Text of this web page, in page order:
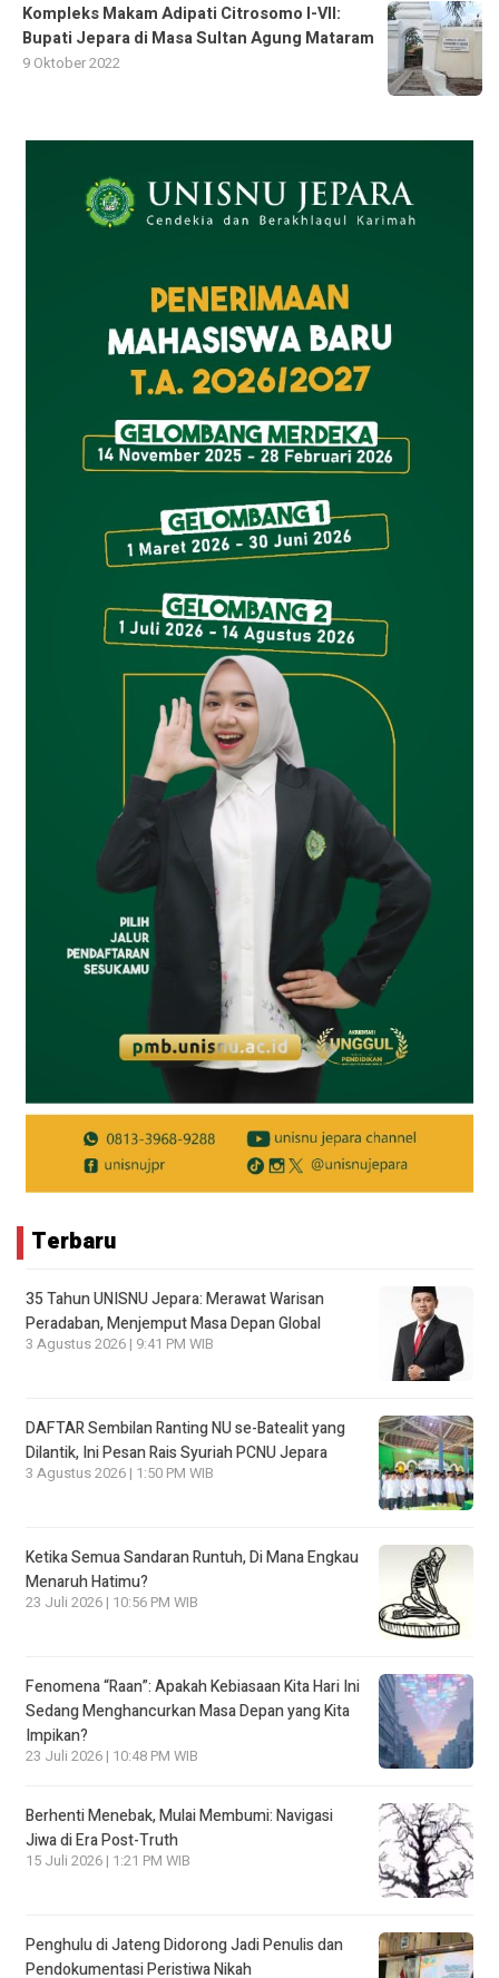
Kompleks Makam Adipati Citrosomo I-VII:
Bupati Jepara di Masa Sultan Agung Mataram
9 Oktober 2022
Terbaru
35 Tahun UNISNU Jepara: Merawat Warisan
Peradaban, Menjemput Masa Depan Global
3 Agustus 2026 | 9:41 PM WIB
DAFTAR Sembilan Ranting NU se-Batealit yang
Dilantik, Ini Pesan Rais Syuriah PCNU Jepara
3 Agustus 2026 | 1:50 PM WIB
Ketika Semua Sandaran Runtuh, Di Mana Engkau
Menaruh Hatimu?
23 Juli 2026 | 10:56 PM WIB
Fenomena “Raan”: Apakah Kebiasaan Kita Hari Ini
Sedang Menghancurkan Masa Depan yang Kita
Impikan?
23 Juli 2026 | 10:48 PM WIB
Berhenti Menebak, Mulai Membumi: Navigasi
Jiwa di Era Post-Truth
15 Juli 2026 | 1:21 PM WIB
Penghulu di Jateng Didorong Jadi Penulis dan
Pendokumentasi Peristiwa Nikah